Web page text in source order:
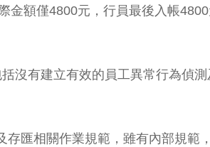
額僅4800元，行員最後入帳
沒有建立有效的員工異常行為偵
匯相關作業規範，雖有內部規範